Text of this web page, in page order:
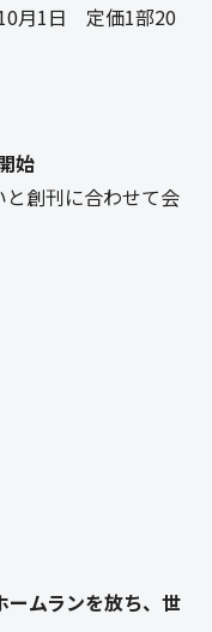
月1日 定価1部20
始
創刊に合わせて会
ームランを放ち、世